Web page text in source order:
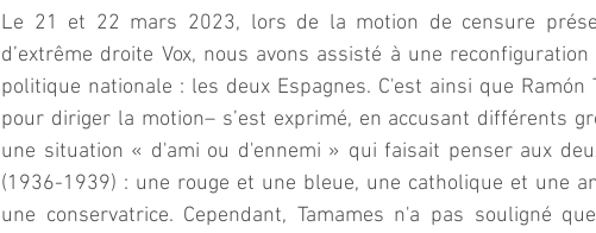
Le 21 et 22 mars 2023, lors de la motion de censure
d’extrême droite Vox, nous avons assisté à une
politique nationale : les deux Espagnes. C'est ainsi que Ramón
pour diriger la motion– s’est exprimé, en accusant différents
une situation « d'ami ou d'ennemi » qui faisait penser aux
(1936-1939) : une rouge et une bleue, une catholique et une
une conservatrice. Cependant, Tamames n'a pas souligné